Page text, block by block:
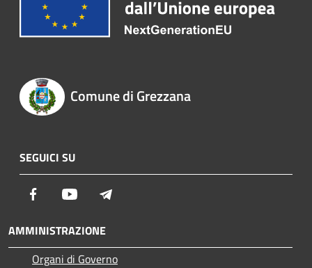
Comune di Grezzana
SEGUICI SU
Facebook Youtube
AMMINISTRAZIONE
Organi di Governo